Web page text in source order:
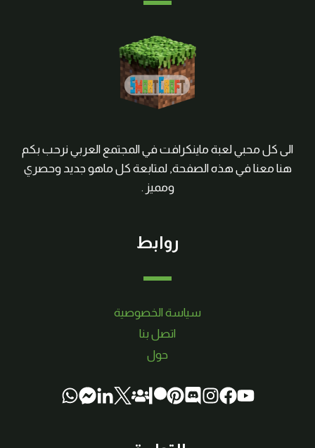
الى كل محبي لعبة ماينكرافت في المجتمع العربي نرحب بكم
هنا معنا في هذه الصفحة, لمتابعة كل ماهو جديد وحصري
ومميز .
روابط
سياسة الخصوصية
اتصل بنا
حول